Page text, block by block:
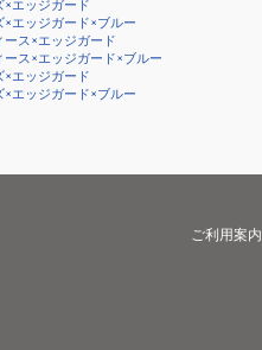
×エッジガード
×エッジガード×ブルー
ース×エッジガード
ース×エッジガード×ブルー
×エッジガード
×エッジガード×ブルー
ご利用案内